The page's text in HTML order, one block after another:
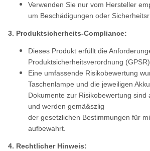
Verwenden Sie nur vom Hersteller
um Beschädigungen oder
3. Produktsicherheits-Compliance:
Dieses Produkt erfüllt die
Produktsicherheitsverordnung
Eine umfassende Risikobewertung
Taschenlampe und die jeweiligen
Dokumente zur Risikobewertung sind
und werden gemä&szlig
der gesetzlichen Bestimmungen für
aufbewahrt.
4. Rechtlicher Hinweis: